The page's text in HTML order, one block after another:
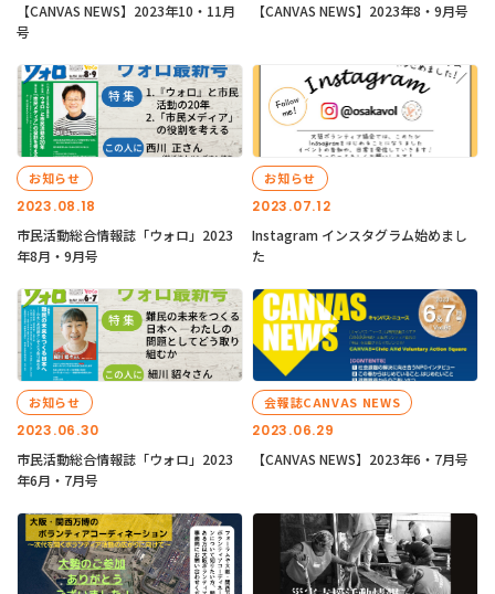
【CANVAS NEWS】2023年10・11月
号
【CANVAS NEWS】2023年8・9月号
2023.08.18
お知らせ
市民活動総合情報誌「ウォロ」2023
年8月・9月号
2023.07.12
お知らせ
Instagram インスタグラム始めまし
た
2023.06.30
お知らせ
市民活動総合情報誌「ウォロ」2023
年6月・7月号
2023.06.29
会報誌CANVAS NEWS
【CANVAS NEWS】2023年6・7月号